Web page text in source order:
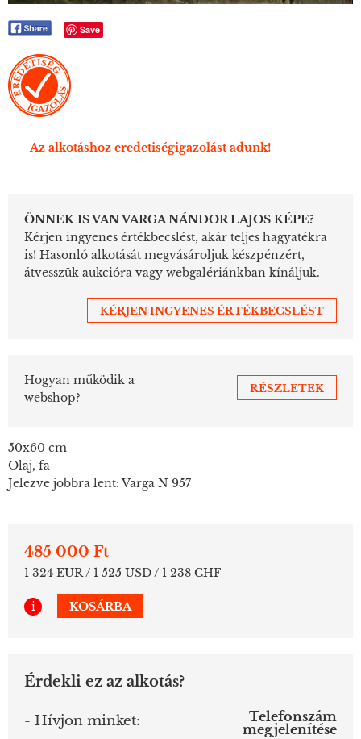
Save
Az alkotáshoz eredetiségigazolást adunk!
ÖNNEK IS VAN VARGA NÁNDOR LAJOS KÉPE?
Kérjen ingyenes értékbecslést, akár teljes hagyatékra
is! Hasonló alkotását megvásároljuk készpénzért,
átvesszük aukcióra vagy webgalériánkban kínáljuk.
KÉRJEN INGYENES ÉRTÉKBECSLÉST
Hogyan működik a
webshop?
RÉSZLETEK
50x60 cm
Olaj, fa
Jelezve jobbra lent: Varga N 957
485 000 Ft
1 324 EUR / 1 525 USD / 1 238 CHF
i KOSÁRBA
Érdekli ez az alkotás?
- Hívjon minket:
Telefonszám
megjelenítése